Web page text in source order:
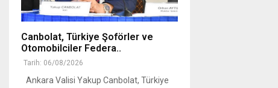
Canbolat, Türkiye Şoförler ve
Otomobilciler Federa..
Tarih: 06/08/2026
Ankara Valisi Yakup Canbolat, Türkiye